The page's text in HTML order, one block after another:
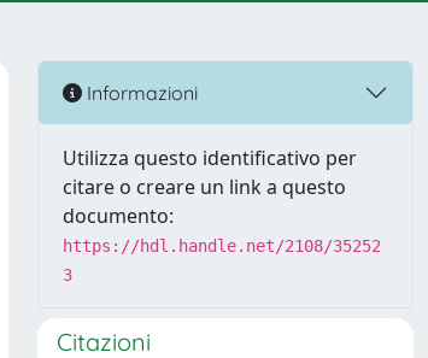
Informazioni
Utilizza questo identificativo per
citare o creare un link a questo
documento:
https://hdl.handle.net/2108/35252
3
Citazioni